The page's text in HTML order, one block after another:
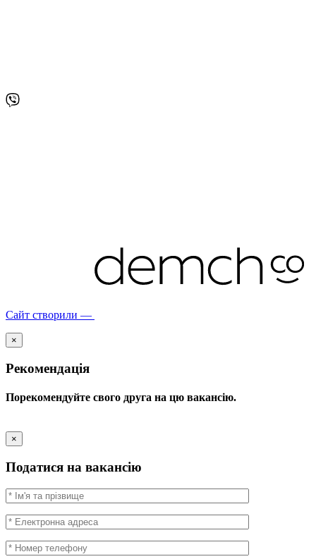
Сайт створили —
×
Рекомендація
Порекомендуйте свого друга на цю вакансію.
×
Податися на вакансію